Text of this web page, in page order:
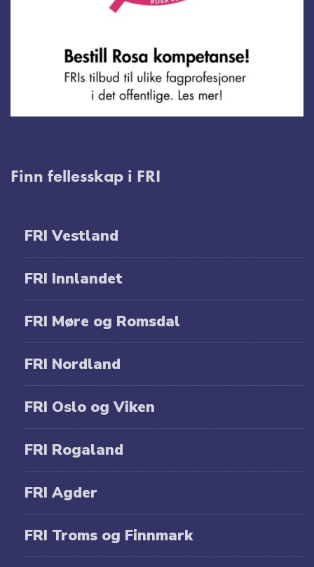
Finn fellesskap i FRI
FRI Vestland
FRI Innlandet
FRI Møre og Romsdal
FRI Nordland
FRI Oslo og Viken
FRI Rogaland
FRI Agder
FRI Troms og Finnmark